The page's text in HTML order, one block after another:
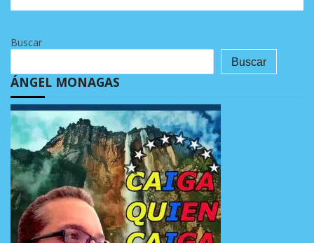
Buscar
Buscar
ÁNGEL MONAGAS